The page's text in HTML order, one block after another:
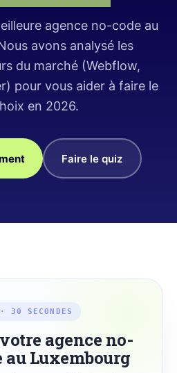
agence no-code au
avons analysé les
du marché (Webflow,
pour vous aider à faire le
en 2026.
Faire le quiz
30 SECONDES
agence no-
au Luxembourg